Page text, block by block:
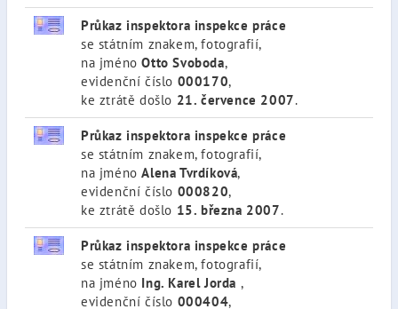
Průkaz inspektora inspekce práce
se státním znakem, fotografií,
na jménoOtto Svoboda,
evidenční číslo 000170,
ke ztrátě došlo 21. července 2007.
Průkaz inspektora inspekce práce
se státním znakem, fotografií,
na jménoAlena Tvrdíková,
evidenční číslo 000820,
ke ztrátě došlo 15. března 2007.
Průkaz inspektora inspekce práce
se státním znakem, fotografií,
na jméno Ing. Karel Jorda ,
evidenční číslo 000404,